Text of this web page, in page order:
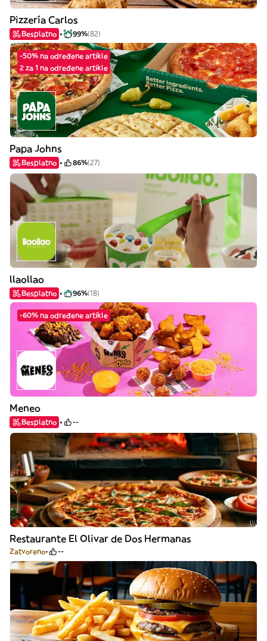
Pizzería Carlos
Besplatno 99%(82)
-50% na određene artikle
2 za 1 na određene artikle
Papa Johns
Besplatno 86%(27)
llaollao
Besplatno 96%(18)
-60% na određene artikle
Meneo
Besplatno --
Restaurante El Olivar de Dos Hermanas
Zatvoreno --